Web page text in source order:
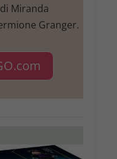
Miranda
Granger.